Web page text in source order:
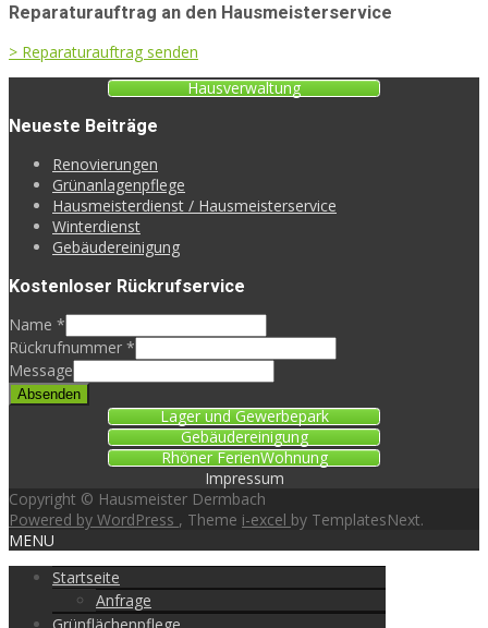
Reparaturauftrag an den Hausmeisterservice
> Reparaturauftrag senden
Hausverwaltung
Neueste Beiträge
Reno­vierungen
Grünanlagenpflege
Hausmeisterdienst / Hausmeisterservice
Winterdienst
Gebäudereinigung
Kostenloser Rückrufservice
Name *
Rückrufnummer *
Message
Absenden
Lager und Gewerbepark
Gebäudereinigung
Rhöner FerienWohnung
Impressum
Copyright © Hausmeister Dermbach
Powered by WordPress , Theme i-excel by TemplatesNext.
MENU
Startseite
Anfrage